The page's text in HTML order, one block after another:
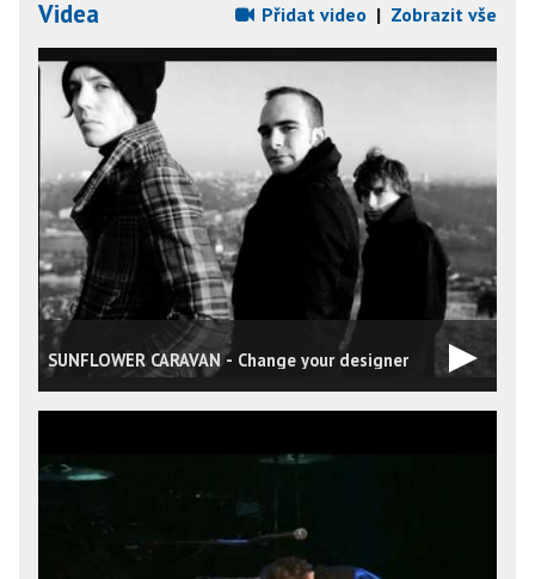
Videa Přidat video | Zobrazit vše
SUNFLOWER CARAVAN - Change your designer